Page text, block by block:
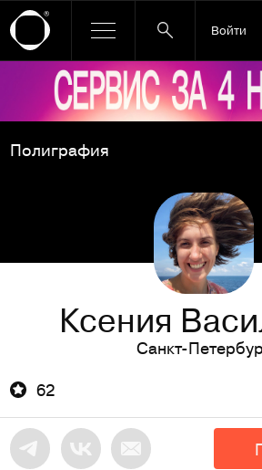
Войти
Ссылка баннера
Полиграфия
Ксения
Санкт-
62